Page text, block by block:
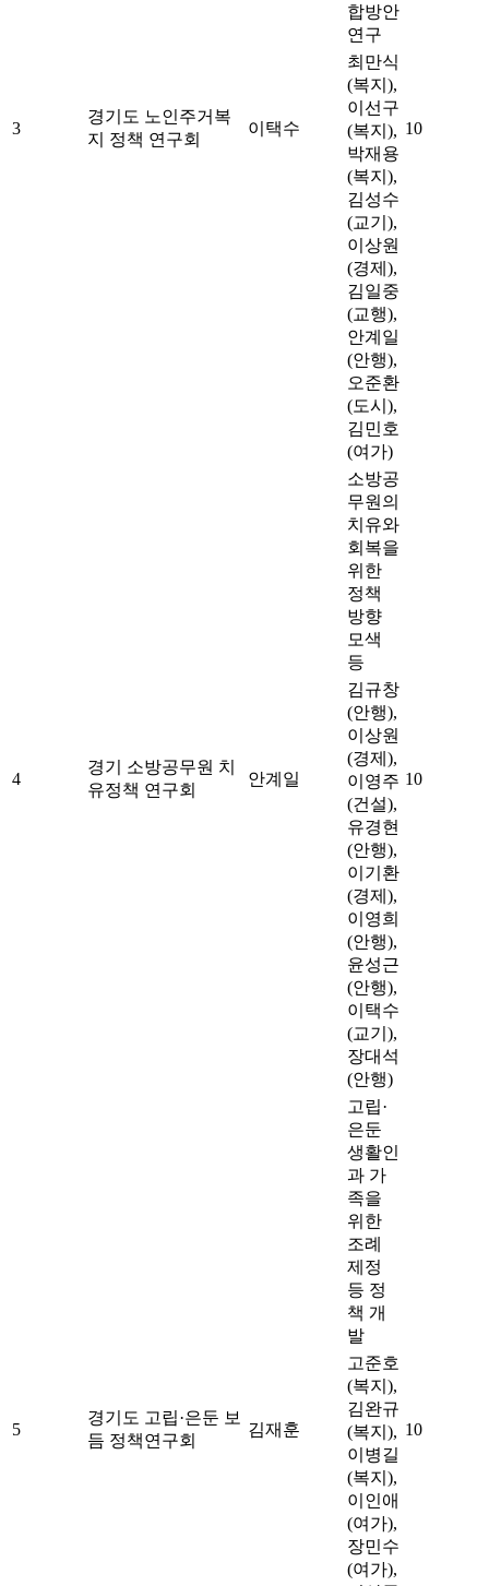
3
경기도 노인주거복
지 정책 연구회
이택수
합방안
연구
10
최만식
(복지),
이선구
(복지),
박재용
(복지),
김성수
(교기),
이상원
(경제),
김일중
(교행),
안계일
(안행),
오준환
(도시),
김민호
(여가)
4
경기 소방공무원 치
유정책 연구회
안계일
소방공
무원의
치유와
회복을
위한
정책
방향
모색
등
10
김규창
(안행),
이상원
(경제),
이영주
(건설),
유경현
(안행),
이기환
(경제),
이영희
(안행),
윤성근
(안행),
이택수
(교기),
장대석
(안행)
5
경기도 고립·은둔 보
듬 정책연구회
김재훈
고립·
은둔
생활인
과 가
족을
위한
조례
제정
등 정
책 개
발
10
고준호
(복지),
김완규
(복지),
이병길
(복지),
이인애
(여가),
장민수
(여가),